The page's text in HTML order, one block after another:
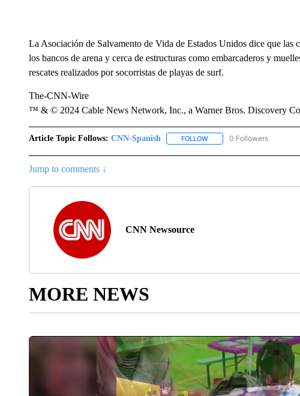
La Asociación de Salvamento de Vida de Estados Unidos dice que las
los bancos de arena y cerca de estructuras como embarcaderos y
rescates realizados por socorristas de playas de surf.
The-CNN-Wire
™ & © 2024 Cable News Network, Inc., a Warner Bros. Discovery
Article Topic Follows: CNN-Spanish FOLLOWFOLLOW "CNN-SPANISH" TO
0 Followers
Jump to comments ↓
CNN Newsource
MORE NEWS